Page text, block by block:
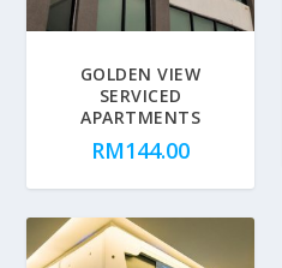
GOLDEN VIEW
SERVICED
APARTMENTS
RM144.00